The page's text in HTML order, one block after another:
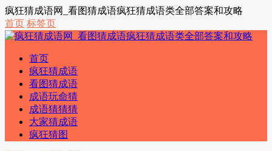
疯狂猜成语网_看图猜成语疯狂猜成语类全部答案和攻略
首页 标签页
首页
疯狂猜成语
看图猜成语
成语玩命猜
成语猜猜猜
大家猜成语
疯狂猜图